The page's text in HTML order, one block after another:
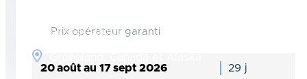
polaire arctique
Prix opérateur garanti
20 août au 17 sept 2026 29 j